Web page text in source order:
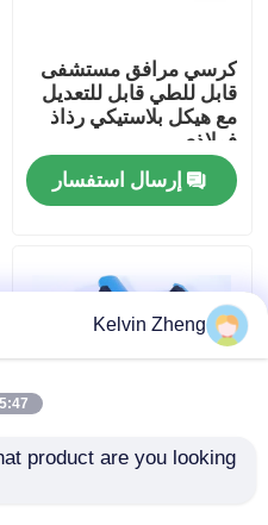
جولة في المصنع
مراقبة الجودة
اتصل بنا
أخبار
كرسي مرافق مستشفى
قابل للطي قابل للتعديل
مع هيكل بلاستيكي رذاذ
فولاذي
إرسال استفسار
Kelvin Zheng
5:47 PM
product are you looking